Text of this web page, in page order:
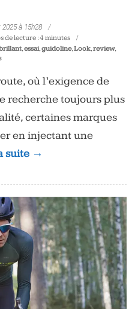
à 15h28
de lecture :4 minutes
,essai,guidoline,Look,review,
où l’exigence de
recherche toujours plus
certaines marques
en injectant une
suite →